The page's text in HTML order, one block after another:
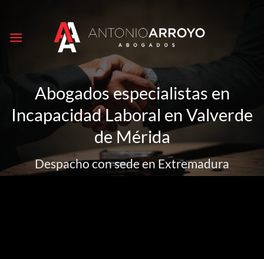
contenido
Abogados especialistas en
Incapacidad Laboral en Valverde
de Mérida
Despacho con sede en Extremadura